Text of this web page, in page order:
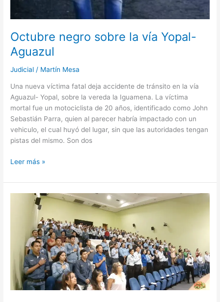
Octubre negro sobre la vía Yopal-
Aguazul
Judicial / Martín Mesa
Una nueva víctima fatal deja accidente de tránsito en la vía
Aguazul- Yopal, sobre la vereda la Iguamena. La víctima
mortal fue un motociclista de 20 años, identificado como John
Sebastián Parra, quien al parecer habría impactado con un
vehiculo, el cual huyó del lugar, sin que las autoridades tengan
pistas del mismo. Son dos
Leer más »
Casanareños
participaron
congreso
economía
naranja